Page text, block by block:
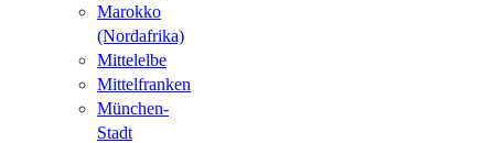
Marokko
(Nordafrika)
Mittelelbe
Mittelfranken
München-
Stadt